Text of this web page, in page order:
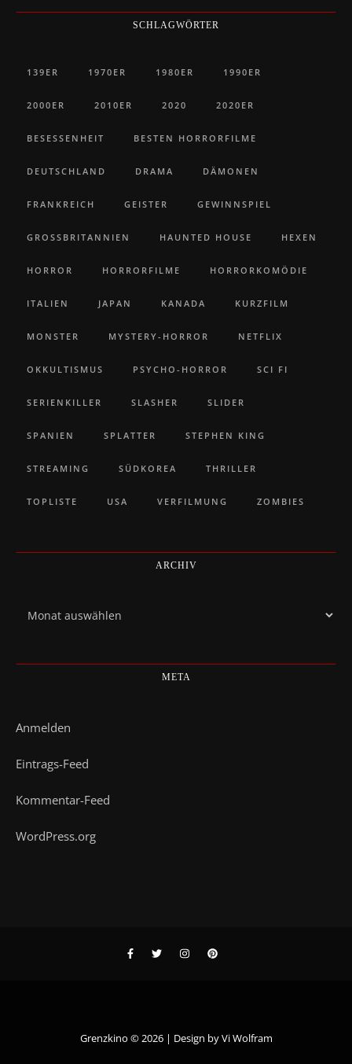
SCHLAGWÖRTER
139ER 1970ER 1980ER 1990ER
2000ER 2010ER 2020 2020ER
BESESSENHEIT BESTEN HORRORFILME
DEUTSCHLAND DRAMA DÄMONEN
FRANKREICH GEISTER GEWINNSPIEL
GROSSBRITANNIEN HAUNTED HOUSE HEXEN
HORROR HORRORFILME HORRORKOMÖDIE
ITALIEN JAPAN KANADA KURZFILM
MONSTER MYSTERY-HORROR NETFLIX
OKKULTISMUS PSYCHO-HORROR SCI FI
SERIENKILLER SLASHER SLIDER
SPANIEN SPLATTER STEPHEN KING
STREAMING SÜDKOREA THRILLER
TOPLISTE USA VERFILMUNG ZOMBIES
ARCHIV
META
Anmelden
Eintrags-Feed
Kommentar-Feed
WordPress.org
Grenzkino © 2026 | Design byVi Wolfram